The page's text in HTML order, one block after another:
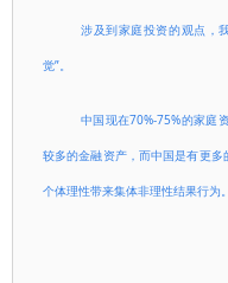
涉及到家庭投资的观点，
觉”。
中国现在70%-75%的家庭
较多的金融资产，而中国是有更
个体理性带来集体非理性结果行为。